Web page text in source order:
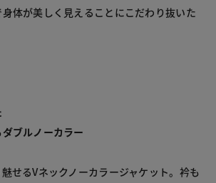
体が美しく見えることにこだわり抜いた
ブルノーカラー
せるVネックノーカラージャケット。衿も